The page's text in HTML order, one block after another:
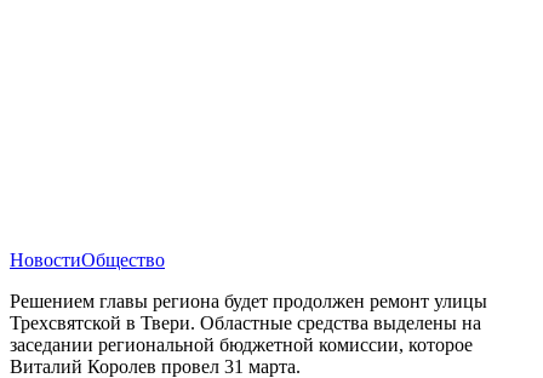
НовостиОбщество
Решением главы региона будет продолжен ремонт улицы
Трехсвятской в Твери. Областные средства выделены на
заседании региональной бюджетной комиссии, которое
Виталий Королев провел 31 марта.